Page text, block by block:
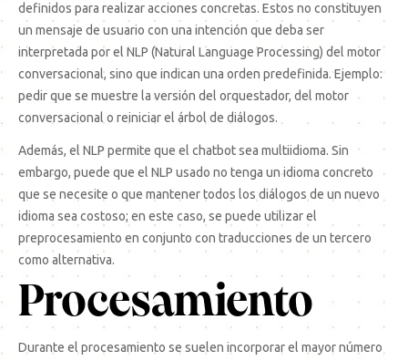
definidos para realizar acciones concretas. Estos no constituyen
un mensaje de usuario con una intención que deba ser
interpretada por el NLP (Natural Language Processing) del motor
conversacional, sino que indican una orden predefinida. Ejemplo:
pedir que se muestre la versión del orquestador, del motor
conversacional o reiniciar el árbol de diálogos.
Además, el NLP permite que el chatbot sea multiidioma. Sin
embargo, puede que el NLP usado no tenga un idioma concreto
que se necesite o que mantener todos los diálogos de un nuevo
idioma sea costoso; en este caso, se puede utilizar el
preprocesamiento en conjunto con traducciones de un tercero
como alternativa.
Procesamiento
Durante el procesamiento se suelen incorporar el mayor número